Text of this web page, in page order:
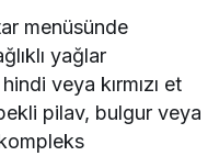
menüsünde
yağlar
veya kırmızı et
pilav, bulgur veya